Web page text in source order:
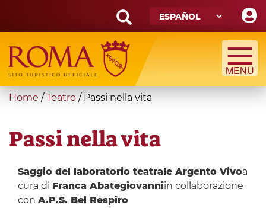
main
content
Search
form
Búsqueda
You
here
Home / Teatro / Passi nella vita
Passi nella vita
Saggio del laboratorio teatrale Argento Vivoa
cura di Franca Abategiovanniin collaborazione
con A.P.S. Bel Respiro